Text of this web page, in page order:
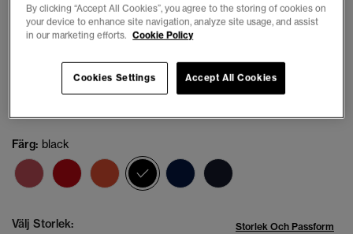
Graphic Trucker Keps
(1)
kr 244,30Pris reducerat från
kr 349,00till
Färg: black
vald
Välj Storlek: Storlek Och Passform
By clicking “Accept All Cookies”, you agree to the storing of cookies on
your device to enhance site navigation, analyze site usage, and assist
in our marketing efforts. Cookie Policy
Accept All Cookies
Cookies Settings